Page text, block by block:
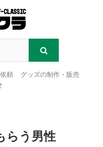
頼
グッズの制作・販売
らう男性